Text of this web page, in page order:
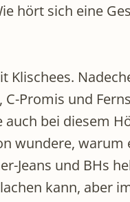
hört sich eine
Promis und
bei diesem
wundere,
Jeans und BHs
kann, aber